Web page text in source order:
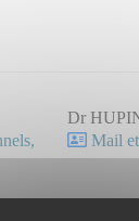
Dr
Mail